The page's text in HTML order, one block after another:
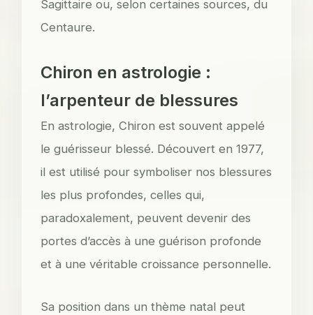
Sagittaire ou, selon certaines sources, du
Centaure.
Chiron en astrologie :
l’arpenteur de blessures
En astrologie, Chiron est souvent appelé
le guérisseur blessé. Découvert en 1977,
il est utilisé pour symboliser nos blessures
les plus profondes, celles qui,
paradoxalement, peuvent devenir des
portes d’accès à une guérison profonde
et à une véritable croissance personnelle.
Sa position dans un thème natal peut